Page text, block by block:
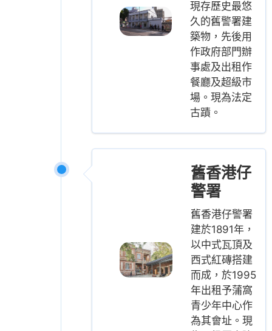
現存歷史最悠
久的舊警署建
築物，先後用
作政府部門辦
事處及出租作
餐廳及超級市
場。現為法定
古蹟。
舊香港仔
警署
舊香港仔警署
建於1891年，
以中式瓦頂及
西式紅磚搭建
而成，於1995
年出租予蒲窩
青少年中心作
為其會址。現